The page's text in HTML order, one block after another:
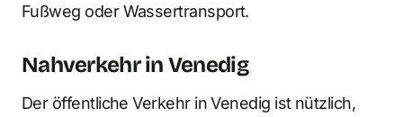
Fußweg oder Wassertransport.
Nahverkehr in Venedig
Der öffentliche Verkehr in Venedig ist nützlich,